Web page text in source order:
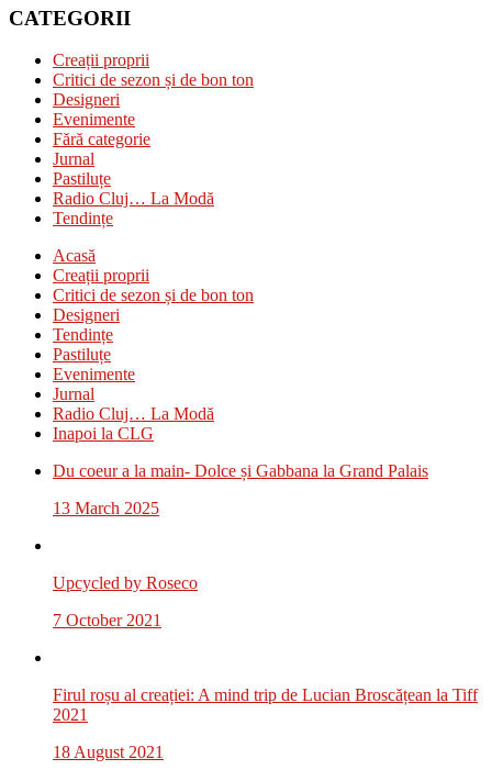
CATEGORII
Creații proprii
Critici de sezon și de bon ton
Designeri
Evenimente
Fără categorie
Jurnal
Pastiluțe
Radio Cluj… La Modă
Tendințe
Acasă
Creații proprii
Critici de sezon și de bon ton
Designeri
Tendințe
Pastiluțe
Evenimente
Jurnal
Radio Cluj… La Modă
Inapoi la CLG
Du coeur a la main- Dolce și Gabbana la Grand Palais
13 March 2025
Upcycled by Roseco
7 October 2021
Firul roșu al creației: A mind trip de Lucian Broscățean la Tiff
2021
18 August 2021